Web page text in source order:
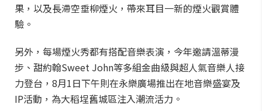
果，以及長滯空垂柳煙火，帶來耳目一新的煙火觀賞體
驗。
另外，每場煙火秀都有搭配音樂表演，今年邀請溫蒂漫
步、甜約翰Sweet John等多組金曲級與超人氣音樂人接
力登台，8月1日下午則在永樂廣場推出在地音樂盛宴及
IP活動，為大稻埕舊城區注入潮流活力。